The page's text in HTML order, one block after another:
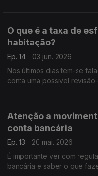
O que é a taxa de
habitação?
Ep. 14
03 jun. 2026
Nos últimos dias tem-se
conta uma possível
Atenção a
conta bancária
Ep. 13
20 mai. 2026
É importante ver com
bancária e saber o que